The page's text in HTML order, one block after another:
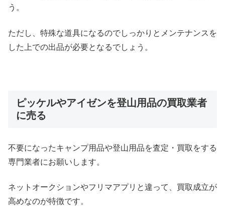
う。
ただし、特殊な道具になるのでしっかりとメンテナンスを
した上での出品が必要となるでしょう。
ピッケルやアイゼンを登山用品の買取業者
に売る
不要になったキャンプ用品や登山用品を査定・買取をする
専門業者にお願いします。
ネットオークションやフリマアプリと違って、買取成立が
高めなのが特徴です。